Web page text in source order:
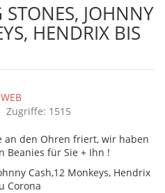
JOHNNY
HENDRIX BIS
Zugriffe: 1515
an den Ohren friert, wir haben
Beanies für Sie + Ihn !
Cash,12 Monkeys, Hendrix
Corona